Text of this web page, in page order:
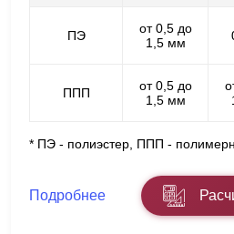
ПЭ
от 0,5 до
1,5 мм
ППП
от 0,5 до
1,5 мм
* ПЭ - полиэстер, ППП -
Подробнее